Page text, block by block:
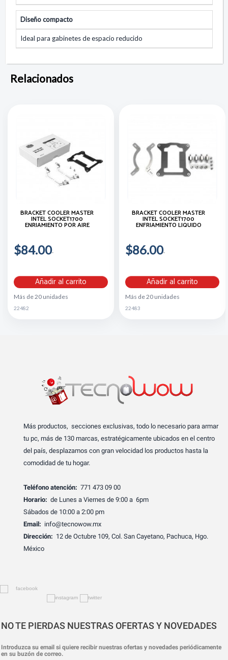
Diseño compacto
Ideal para gabinetes de espacio reducido
Relacionados
BRACKET COOLER MASTER
INTEL SOCKET1700
ENRIAMIENTO POR AIRE
$84.00
Añadir al carrito
Más de 20 unidades
22482
BRACKET COOLER MASTER
INTEL SOCKET1700
ENFRIAMIENTO LIQUIDO
$86.00
Añadir al carrito
Más de 20 unidades
22483
Más productos, secciones exclusivas, todo lo necesario para armar
tu pc, más de 130 marcas, estratégicamente ubicados en el centro
del país, desplazamos con gran velocidad los productos hasta la
comodidad de tu hogar.
Teléfono atención: 771 473 09 00
Horario: de Lunes a Viernes de 9:00 a 6pm
Sábados de 10:00 a 2:00 pm
Email: info@tecnowow.mx
Dirección: 12 de Octubre 109, Col. San Cayetano, Pachuca, Hgo.
México
NO TE PIERDAS NUESTRAS OFERTAS Y NOVEDADES
Introduzca su email si quiere recibir nuestras ofertas y novedades periódicamente
en su buzón de correo.